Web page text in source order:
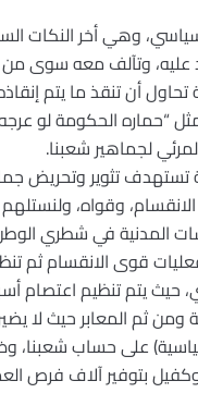
وهي أخر النكات
وتآلف معه سوى من
أن تنقذ ما يتم
“حماره الحكومة لو
لجماهير شعبنا.
تستهدف تثوير وتحريض
وقواه،
المدنية في شطري
قوى الانقسام ثم
حيث يتم تنظيم اعتصام
ومن ثم المعابر حيث لا
على حساب شعبنا،
بتوفير آلاف فرص